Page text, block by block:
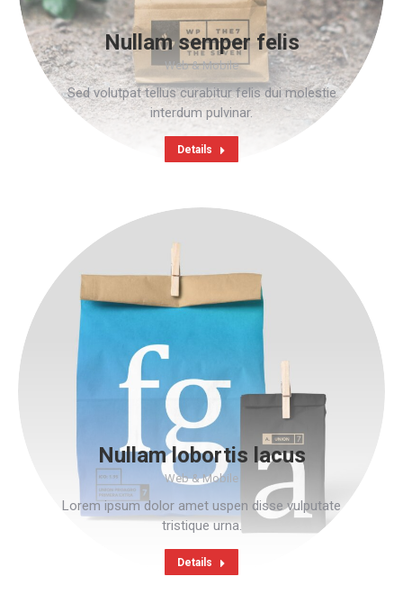
Nullam semper felis
Web & Mobile
Sed volutpat tellus curabitur felis dui molestie
interdum pulvinar.
Details
Nullam lobortis lacus
Web & Mobile
Lorem ipsum dolor amet uspen disse vulputate
tristique urna.
Details